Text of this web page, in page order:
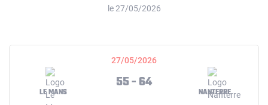
le 27/05/2026
27/05/2026
LE MANS
55 - 64
NANTERRE